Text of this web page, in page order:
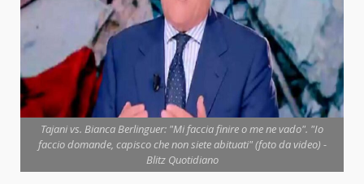
Tajani vs. Bianca Berlinguer: "Mi faccia finire o me ne vado". "Io
faccio domande, capisco che non siete abituati" (foto da video) -
Blitz Quotidiano